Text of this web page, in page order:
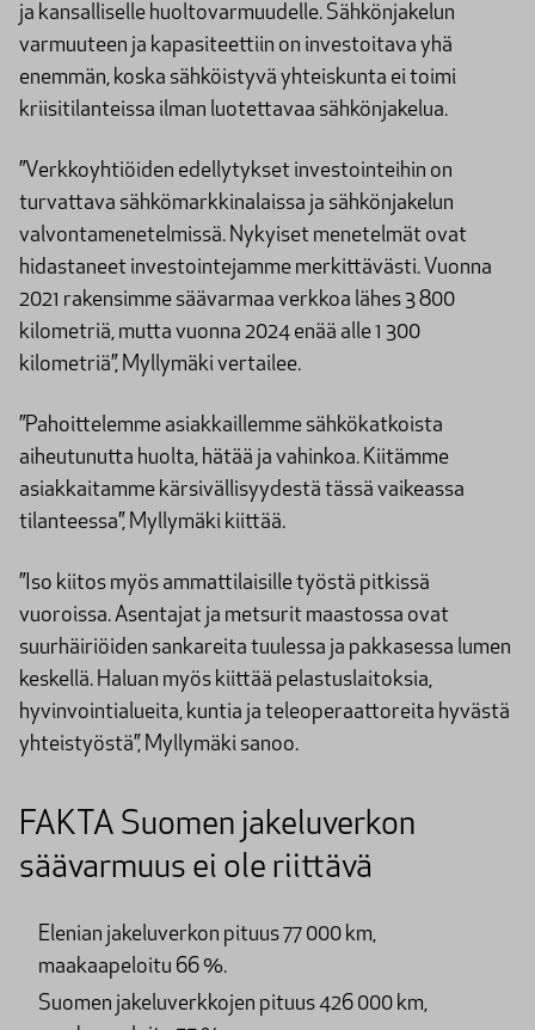
ja kansalliselle huoltovarmuudelle. Sähkönjakelun
varmuuteen ja kapasiteettiin on investoitava yhä
enemmän, koska sähköistyvä yhteiskunta ei toimi
kriisitilanteissa ilman luotettavaa sähkönjakelua.
”Verkkoyhtiöiden edellytykset investointeihin on
turvattava sähkömarkkinalaissa ja sähkönjakelun
valvontamenetelmissä. Nykyiset menetelmät ovat
hidastaneet investointejamme merkittävästi. Vuonna
2021 rakensimme säävarmaa verkkoa lähes 3 800
kilometriä, mutta vuonna 2024 enää alle 1 300
kilometriä”, Myllymäki vertailee.
”Pahoittelemme asiakkaillemme sähkökatkoista
aiheutunutta huolta, hätää ja vahinkoa. Kiitämme
asiakkaitamme kärsivällisyydestä tässä vaikeassa
tilanteessa”, Myllymäki kiittää.
”Iso kiitos myös ammattilaisille työstä pitkissä
vuoroissa. Asentajat ja metsurit maastossa ovat
suurhäiriöiden sankareita tuulessa ja pakkasessa lumen
keskellä. Haluan myös kiittää pelastuslaitoksia,
hyvinvointialueita, kuntia ja teleoperaattoreita hyvästä
yhteistyöstä”, Myllymäki sanoo.
FAKTA Suomen jakeluverkon
säävarmuus ei ole riittävä
Elenian jakeluverkon pituus 77 000 km,
maakaapeloitu 66 %.
Suomen jakeluverkkojen pituus 426 000 km,